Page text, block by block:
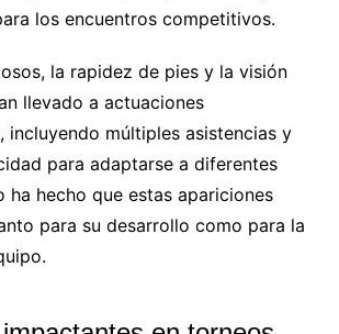
los encuentros competitivos.
la rapidez de pies y la visión
llevado a actuaciones
incluyendo múltiples asistencias y
para adaptarse a diferentes
ha hecho que estas apariciones
para su desarrollo como para la